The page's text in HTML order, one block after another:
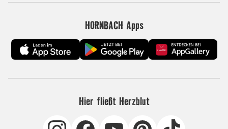
HORNBACH Apps
Hier fließt Herzblut